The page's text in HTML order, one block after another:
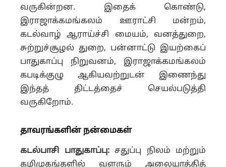
வருகின்றன. இதைக் கொண்டு,
இராஜாக்கமங்கலம் ஊராட்சி மன்றம்,
கடல்வாழ் ஆராய்ச்சி மையம், வனத்துறை,
சுற்றுச்சூழல் துறை, பன்னாட்டு இயற்கைப்
பாதுகாப்பு நிறுவனம், இராஜாக்கமங்கலம்
கபடிக்குழு ஆகியவற்றுடன் இணைந்து
இந்தத் திட்டத்தைச் செயல்படுத்தி
வருகிறோம்.
தாவரங்களின் நன்மைகள்
கடல்பாசி பாதுகாப்பு: சதுப்பு நிலம் மற்றும்
கழிமுகங்களில் வளரும் அலையாத்தித்